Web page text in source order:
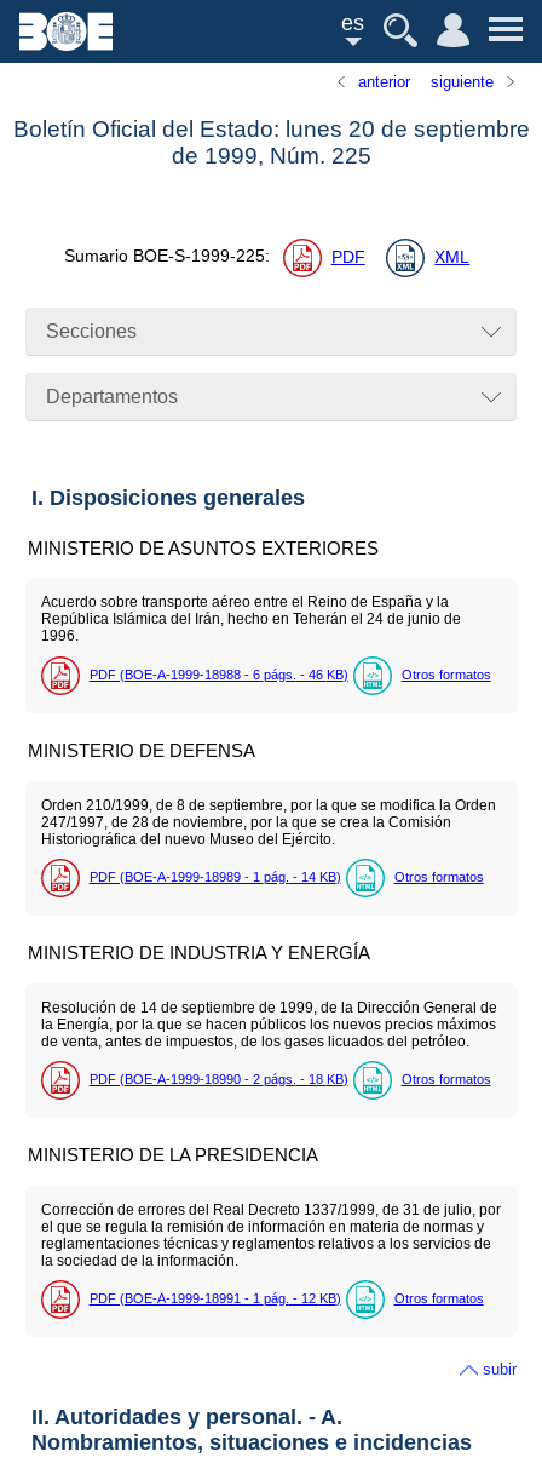
es
anterior siguiente
Boletín Oficial del Estado: lunes 20 de septiembre
de 1999, Núm. 225
Sumario BOE-S-1999-225: PDF XML
Secciones
Departamentos
I. Disposiciones generales
MINISTERIO DE ASUNTOS EXTERIORES
Acuerdo sobre transporte aéreo entre el Reino de España y la
República Islámica del Irán, hecho en Teherán el 24 de junio de
1996.
PDF (BOE-A-1999-18988 - 6 págs. - 46 KB) Otros formatos
MINISTERIO DE DEFENSA
Orden 210/1999, de 8 de septiembre, por la que se modifica la Orden
247/1997, de 28 de noviembre, por la que se crea la Comisión
Historiográfica del nuevo Museo del Ejército.
PDF (BOE-A-1999-18989 - 1 pág. - 14 KB) Otros formatos
MINISTERIO DE INDUSTRIA Y ENERGÍA
Resolución de 14 de septiembre de 1999, de la Dirección General de
la Energía, por la que se hacen públicos los nuevos precios máximos
de venta, antes de impuestos, de los gases licuados del petróleo.
PDF (BOE-A-1999-18990 - 2 págs. - 18 KB) Otros formatos
MINISTERIO DE LA PRESIDENCIA
Corrección de errores del Real Decreto 1337/1999, de 31 de julio, por
el que se regula la remisión de información en materia de normas y
reglamentaciones técnicas y reglamentos relativos a los servicios de
la sociedad de la información.
PDF (BOE-A-1999-18991 - 1 pág. - 12 KB) Otros formatos
subir
II. Autoridades y personal. - A.
Nombramientos, situaciones e incidencias